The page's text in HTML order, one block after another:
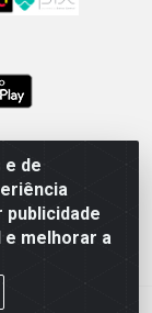
de
publicidade
melhorar a
Assis
Grande/PB
0001-40